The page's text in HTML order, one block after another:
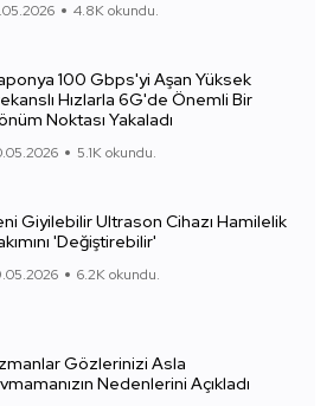
4.8K okundu.
100 Gbps'yi Aşan Yüksek
Hızlarla 6G'de Önemli Bir
Noktası Yakaladı
5.1K okundu.
Giyilebilir Ultrason Cihazı Hamilelik
'Değiştirebilir'
6.2K okundu.
Gözlerinizi Asla
Nedenlerini Açıkladı